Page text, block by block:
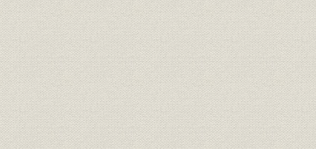
2. 創業時の業況
3. 「日韓併合」と国庫金取扱方法の改正
4. 韓国銀行貨幣整理部の閉鎖
5. 「朝鮮銀行法」制定と朝鮮銀行への名称変更
6. 朝鮮銀行の監督体制